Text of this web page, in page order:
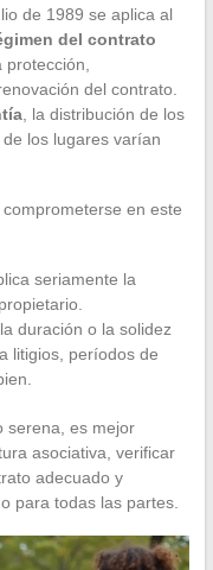
de 1989 se aplica al
del contrato
del contrato.
, la distribución de los
los lugares varían
en este
seriamente la
duración o la solidez
litigios, períodos de
serena, es mejor
asociativa, verificar
adecuado y
para todas las partes.